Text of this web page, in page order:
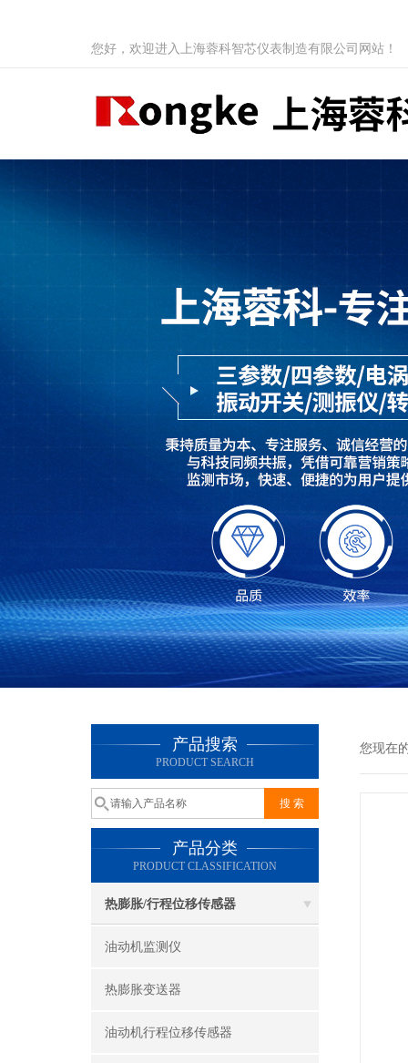
您好，欢迎进入上海蓉科智芯仪表制造有限公司网站！
产品搜索
PRODUCT SEARCH
产品分类
PRODUCT CLASSIFICATION
热膨胀/行程位移传感器
油动机监测仪
热膨胀变送器
油动机行程位移传感器
您现在